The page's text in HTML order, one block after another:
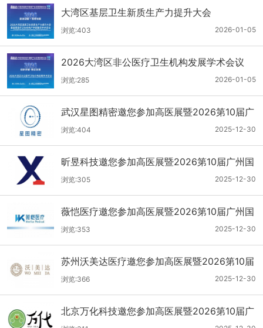
大湾区基层卫生新质生产力提升大会
2026-01-05
浏览:403
2026大湾区非公医疗卫生机构发展学术会议
2026-01-05
浏览:285
武汉星图精密邀您参加高医展暨2026第10届广
州国际医疗器械设计与制造技术展
2025-12-30
浏览:404
昕昱科技邀您参加高医展暨2026第10届广州国
际医疗器械设计与制造技术展
2025-12-30
浏览:305
薇恺医疗邀您参加高医展暨2026第10届广州国
际医疗器械设计与制造技术展
2025-12-30
浏览:353
苏州沃美达医疗邀您参加高医展暨2026第10届
广州国际医疗器械设计与制造技术展
2025-12-30
浏览:366
北京万化科技邀您参加高医展暨2026第10届广